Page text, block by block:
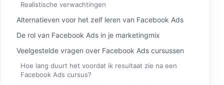
Realistische verwachtingen
Alternatieven voor het zelf leren van Facebook Ads
De rol van Facebook Ads in je marketingmix
Veelgestelde vragen over Facebook Ads cursussen
Hoe lang duurt het voordat ik resultaat zie na een
Facebook Ads cursus?